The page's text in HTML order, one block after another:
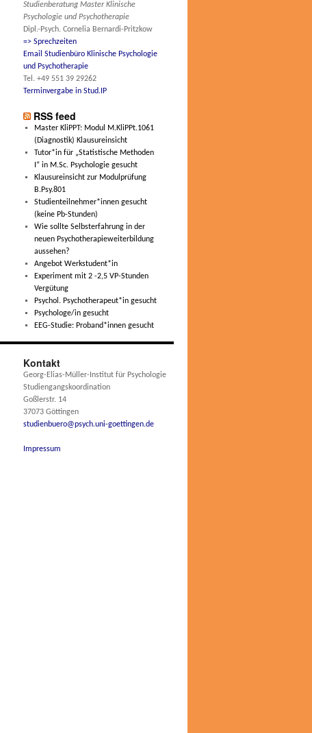
Studienberatung Master Klinische
Psychologie und Psychotherapie
Dipl.-Psych. Cornelia Bernardi-Pritzkow
=> Sprechzeiten
Email Studienbüro Klinische Psychologie
und Psychotherapie
Tel. +49 551 39 29262
Terminvergabe in Stud.IP
RSS feed
Master KliPPT: Modul M.KliPPt.1061
(Diagnostik) Klausureinsicht
Tutor*in für „Statistische Methoden
I“ in M.Sc. Psychologie gesucht
Klausureinsicht zur Modulprüfung
B.Psy.801
Studienteilnehmer*innen gesucht
(keine Pb-Stunden)
Wie sollte Selbsterfahrung in der
neuen Psychotherapieweiterbildung
aussehen?
Angebot Werkstudent*in
Experiment mit 2 -2,5 VP-Stunden
Vergütung
Psychol. Psychotherapeut*in gesucht
Psychologe/in gesucht
EEG-Studie: Proband*innen gesucht
Kontakt
Georg-Elias-Müller-Institut für Psychologie
Studiengangskoordination
Goßlerstr. 14
37073 Göttingen
studienbuero@psych.uni-goettingen.de
Impressum